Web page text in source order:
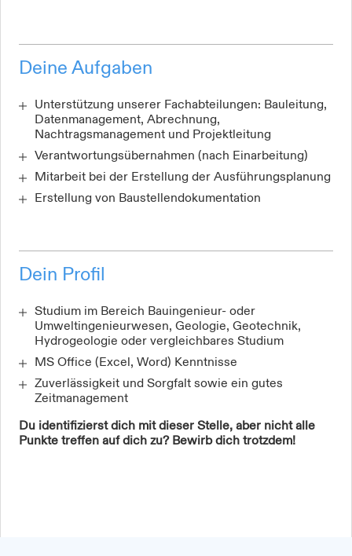
Deine Aufgaben
Unterstützung unserer Fachabteilungen: Bauleitung,
Datenmanagement, Abrechnung,
Nachtragsmanagement und Projektleitung
Verantwortungsübernahmen (nach Einarbeitung)
Mitarbeit bei der Erstellung der Ausführungsplanung
Erstellung von Baustellendokumentation
Dein Profil
Studium im Bereich Bauingenieur- oder
Umweltingenieurwesen, Geologie, Geotechnik,
Hydrogeologie oder vergleichbares Studium
MS Office (Excel, Word) Kenntnisse
Zuverlässigkeit und Sorgfalt sowie ein gutes
Zeitmanagement
Du identifizierst dich mit dieser Stelle, aber nicht alle
Punkte treffen auf dich zu? Bewirb dich trotzdem!